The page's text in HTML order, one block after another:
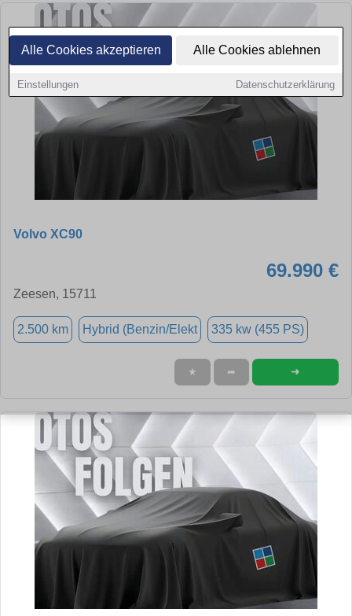
Alle Cookies akzeptieren Alle Cookies ablehnen
Einstellungen Datenschutzerklärung
Volvo XC90
69.990 €
Zeesen, 15711
2.500 km Hybrid (Benzin/Elekt 335 kw (455 PS)
★ ➦ ➜